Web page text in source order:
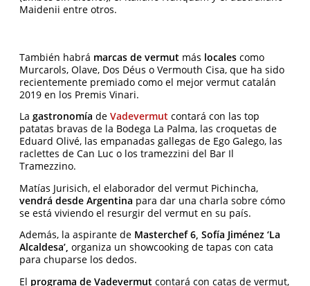
Maidenii entre otros.
También habrá marcas de vermut más locales como
Murcarols, Olave, Dos Déus o Vermouth Cisa, que ha sido
recientemente premiado como el mejor vermut catalán
2019 en los Premis Vinari.
La gastronomía de Vadevermut contará con las top
patatas bravas de la Bodega La Palma, las croquetas de
Eduard Olivé, las empanadas gallegas de Ego Galego, las
raclettes de Can Luc o los tramezzini del Bar Il
Tramezzino.
Matías Jurisich, el elaborador del vermut Pichincha,
vendrá desde Argentina para dar una charla sobre cómo
se está viviendo el resurgir del vermut en su país.
Además, la aspirante de Masterchef 6, Sofía Jiménez ‘La
Alcaldesa’, organiza un showcooking de tapas con cata
para chuparse los dedos.
El programa de Vadevermut contará con catas de vermut,